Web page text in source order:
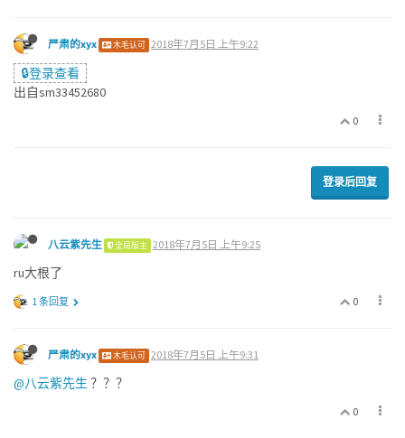
严肃的xyx 木毛认可 2018年7月5日 上午9:22
🔒登录查看
出自sm33452680
0
登录后回复
八云紫先生 全局版主 2018年7月5日 上午9:25
ru大根了
0
1 条回复
严肃的xyx 木毛认可 2018年7月5日 上午9:31
@八云紫先生 ？？？
0